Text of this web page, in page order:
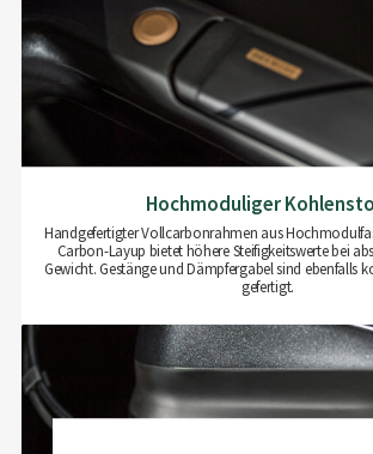
Hochmoduliger
Handgefertigter Vollcarbonrahmen aus
Carbon-Layup bietet höhere Steifigkeitswerte bei
Gewicht. Gestänge und Dämpfergabel sind ebenfalls
gefertigt.